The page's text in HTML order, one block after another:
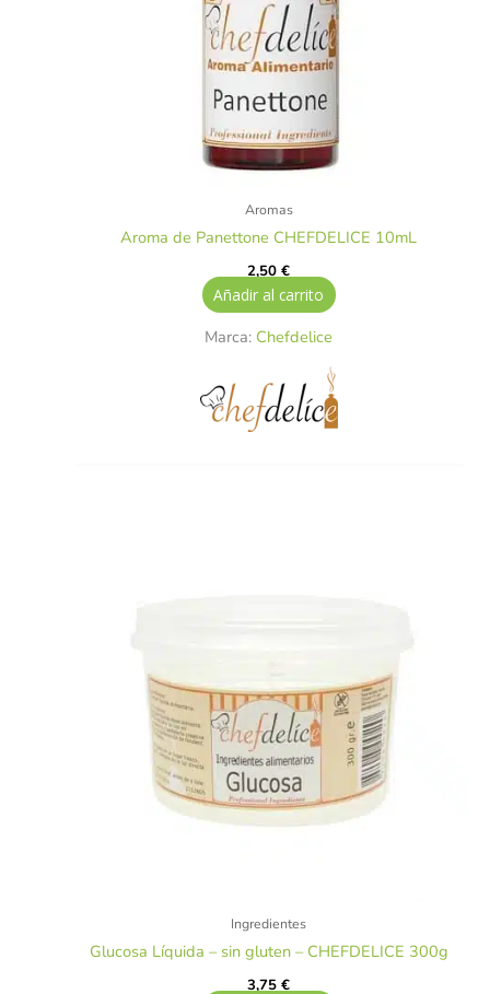
Aromas
Aroma de Panettone CHEFDELICE 10mL
2,50€
Añadir al carrito
Marca: Chefdelice
Ingredientes
Glucosa Líquida – sin gluten – CHEFDELICE 300g
3,75€